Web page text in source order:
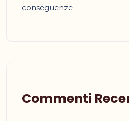
conseguenze
Commenti